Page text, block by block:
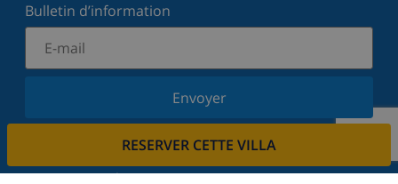
RESERVER CETTE VILLA
Bulletin d’information
Envoyer
Inscrivez-vous à notre newsletter et restez informé
votre vie privée.